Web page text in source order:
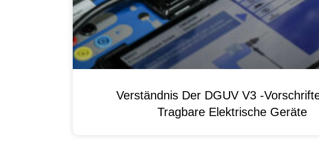
Verständnis Der DGUV V3 -
Tragbare Elektrische Geräte